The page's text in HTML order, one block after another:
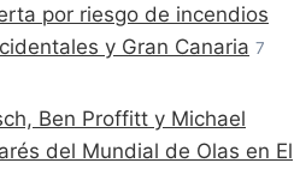
por riesgo de incendios
y Gran Canaria 7
Ben Proffitt y Michael
del Mundial de Olas en El